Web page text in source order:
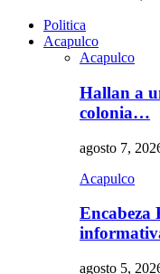
Politica
Acapulco
Acapulco
Hallan a
colonia…
agosto 7,
Acapulco
Encabeza
agosto 5,